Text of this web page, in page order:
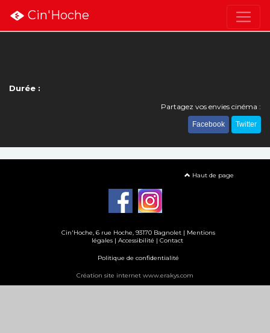
Cin'Hoche
Durée :
Partagez vos envies cinéma :
Facebook Twitter
Haut de page
Cin'Hoche, 6 rue Hoche, 93170 Bagnolet | Mentions
légales | Accessibilité | Contact
Politique de confidentialité
Création site internet www.erakys.com